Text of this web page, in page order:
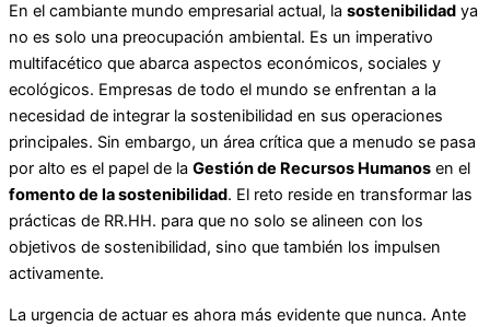
En el cambiante mundo empresarial actual, la sostenibilidad ya
no es solo una preocupación ambiental. Es un imperativo
multifacético que abarca aspectos económicos, sociales y
ecológicos. Empresas de todo el mundo se enfrentan a la
necesidad de integrar la sostenibilidad en sus operaciones
principales. Sin embargo, un área crítica que a menudo se pasa
por alto es el papel de la Gestión de Recursos Humanos en el
fomento de la sostenibilidad. El reto reside en transformar las
prácticas de RR.HH. para que no solo se alineen con los
objetivos de sostenibilidad, sino que también los impulsen
activamente.
La urgencia de actuar es ahora más evidente que nunca. Ante